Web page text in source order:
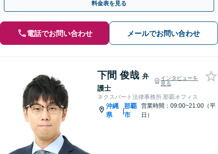
料金表を見る
電話でお問い合わせ メールでお問い合わせ
下間 俊哉 弁
護士
インタビューを
見る
ネクスパート法律事務所 那覇オフィス
沖縄
県
|
那覇
市
営業時間：09:00~21:00（平
日）